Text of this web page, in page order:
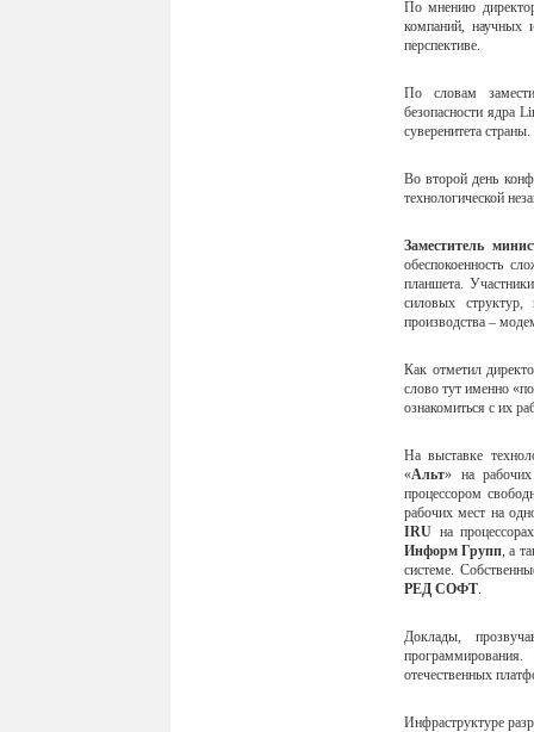
По мнению
компаний, научных
перспективе.
По словам
безопасности ядра
суверенитета страны.
Во второй день
технологической
Заместитель
обеспокоенность
планшета.
силовых структур,
производства –
Как отметил
слово тут именно
ознакомиться с их
На выставке
«Альт» на
процессором
рабочих мест на
IRU на
Информ Групп, а
системе.
РЕД СОФТ.
Доклады,
отечественных
Инфраструктуре